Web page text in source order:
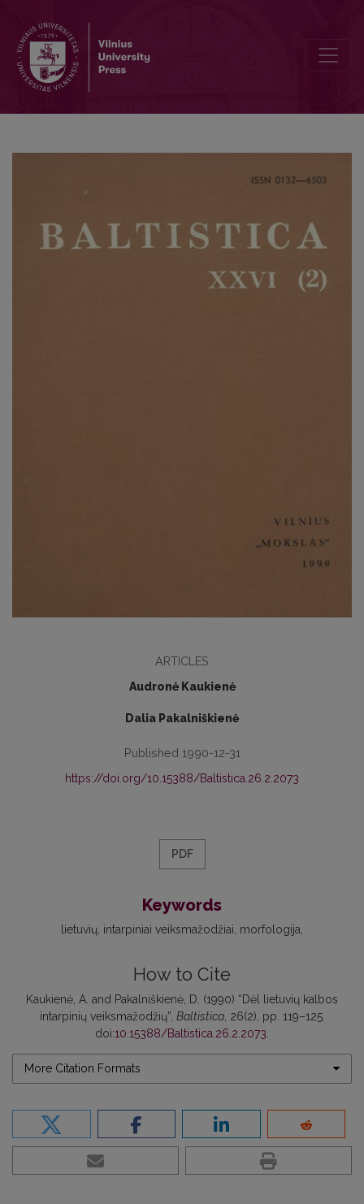
ARTICLES
Audronė Kaukienė
Dalia Pakalniškienė
Published 1990-12-31
https://doi.org/10.15388/Baltistica.26.2.2073
PDF
Keywords
lietuvių intarpiniai veiksmažodžiai morfologija
How to Cite
Kaukienė, A. and Pakalniškienė, D. (1990) “Dėl lietuvių kalbos
intarpinių veiksmažodžių”, Baltistica, 26(2), pp. 119–125.
doi:10.15388/Baltistica.26.2.2073
More Citation Formats